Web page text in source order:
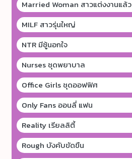
Married Woman สาวแต่งงานแล้ว
MILF สาวรุ่นใหญ่
NTR มีชู้นอกใจ
Nurses ชุดพยาบาล
Office Girls ชุดออฟฟิศ
Only Fans ออนลี่ แฟน
Reality เรียลลิตี้
Rough บังคับขัดขืน